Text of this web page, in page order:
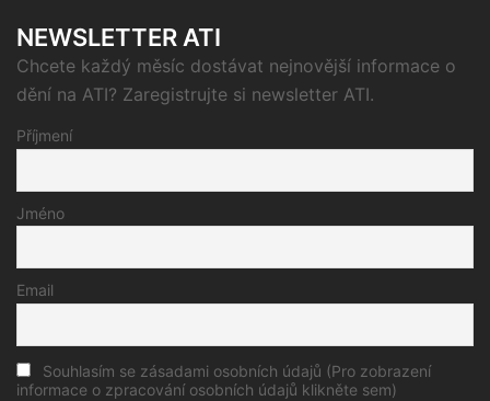
NEWSLETTER ATI
Chcete každý měsíc dostávat nejnovější informace o
dění na ATI? Zaregistrujte si newsletter ATI.
Příjmení
Jméno
Email
Souhlasím se zásadami osobních údajů (Pro zobrazení
informace o zpracování osobních údajů klikněte sem)